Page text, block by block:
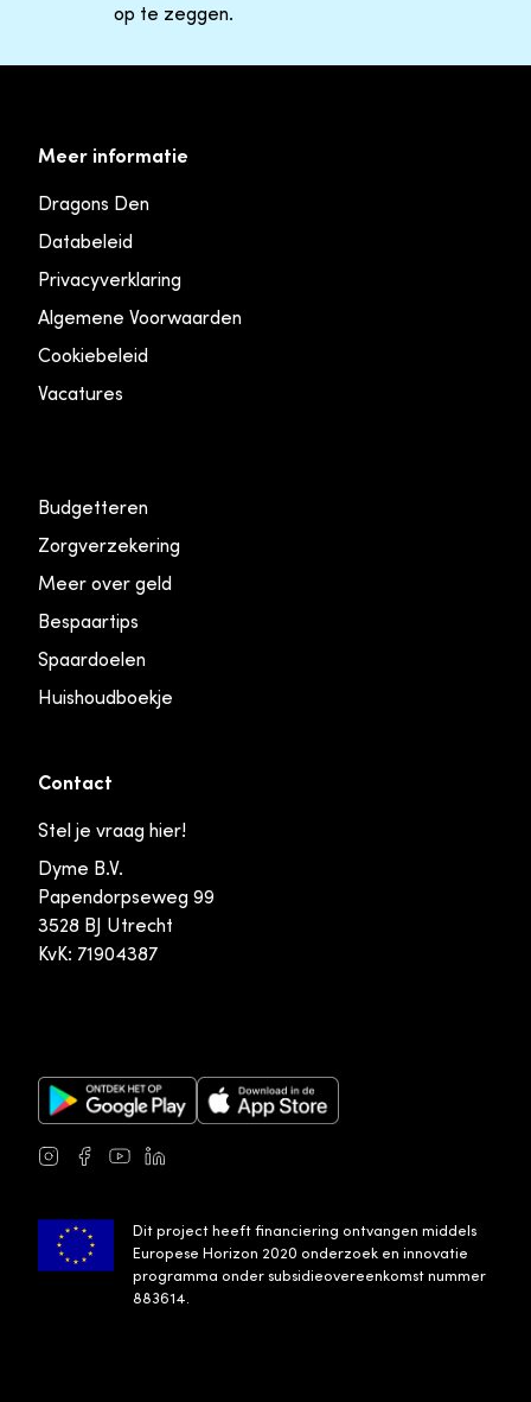
op te zeggen.
Meer informatie
Dragons Den
Databeleid
Privacyverklaring
Algemene Voorwaarden
Cookiebeleid
Vacatures
Budgetteren
Zorgverzekering
Meer over geld
Bespaartips
Spaardoelen
Huishoudboekje
Contact
Stel je vraag hier!
Dyme B.V.
Papendorpseweg 99
3528 BJ Utrecht
KvK: 71904387
Google Play Store Apple App Store
Instagram
Facebook
YoutubeLinkedIn
Dit project heeft financiering ontvangen middels
Europese Horizon 2020 onderzoek en innovatie
programma onder subsidieovereenkomst nummer
883614.